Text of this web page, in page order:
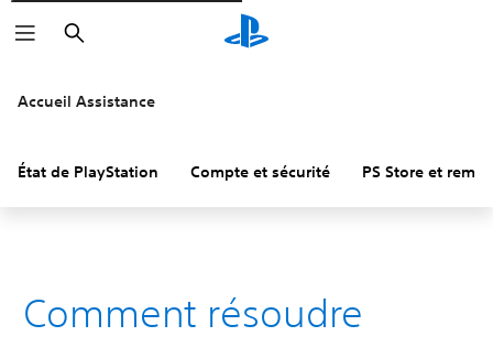
Rechercher
Accueil Assistance
État de PlayStation Compte et sécurité PS Store et
Comment résoudre